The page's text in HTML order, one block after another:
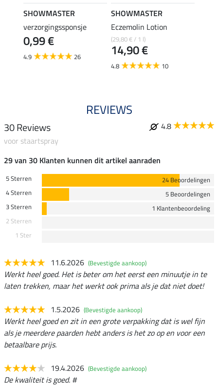
SHOWMASTER
verzorgingssponsje
0,99 €
4.9 26
SHOWMASTER
Eczemolin Lotion
(29,80 € / 1 l)
14,90 €
4.8 10
REVIEWS
30 Reviews
4.8
voor staartspray
29 van 30 Klanten kunnen dit artikel aanraden
5 Sterren
24 Beoordelingen
4 Sterren
5 Beoordelingen
3 Sterren
1 Klantenbeoordeling
2 Sterren
1 Ster
11.6.2026 (Bevestigde aankoop)
Werkt heel goed. Het is beter om het eerst een minuutje in te
laten trekken, maar het werkt ook prima als je dat niet doet!
1.5.2026 (Bevestigde aankoop)
Werkt heel goed en zit in een grote verpakking dat is wel fijn
als je meerdere paarden hebt anders is het zo op en voor een
betaalbare prijs.
19.4.2026 (Bevestigde aankoop)
De kwaliteit is goed. #